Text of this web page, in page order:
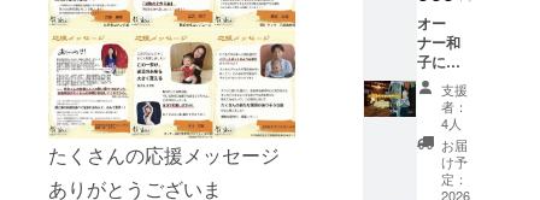
過ごさせていただき、本当
に山の中の時が止まったよ
うな素敵なお宿で、いろい
ろと参考になることばかり
のお話も聞かせていただ
き、とてもありがたい時間
とされているクリッシュ
トゥルーシー他にも植える
予定です。私の大好きな牧
野植物園のようなガーデン
になったらいいなぁ〜を目
く、火持ちが良い最高級の
炭材として有名です。室戸
周辺は、温暖海風が強い山
の傾斜が急で険しいとい
う、独特の自然環境で、ウ
バメガシがよく育ちます。
たくさんの応援メッセージ
ありがとうございま
5000
円、
8888
円、
77777
円のリ
ターン
と同じ
になり
ます。
オー
ナー和
子に何
でもお
悩み相
談出来
るプラ
ン！ 1
時間 古
支援
者：
4人
お届
け予
定：
2026